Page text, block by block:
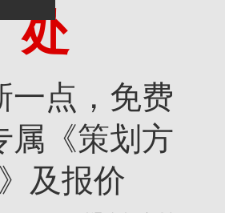
处
一点，免费
属《策划方
及报价